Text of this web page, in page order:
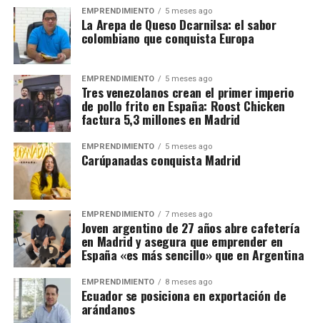
EMPRENDIMIENTO 5 meses ago
La Arepa de Queso Dcarnilsa: el sabor
colombiano que conquista Europa
EMPRENDIMIENTO 5 meses ago
Tres venezolanos crean el primer imperio
de pollo frito en España: Roost Chicken
factura 5,3 millones en Madrid
EMPRENDIMIENTO 5 meses ago
Carúpanadas conquista Madrid
EMPRENDIMIENTO 7 meses ago
Joven argentino de 27 años abre cafetería
en Madrid y asegura que emprender en
España «es más sencillo» que en Argentina
EMPRENDIMIENTO 8 meses ago
Ecuador se posiciona en exportación de
arándanos